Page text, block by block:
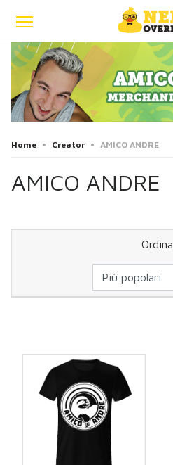
Home • Creator • AMICO ANDRE
AMICO ANDRE
Ordina